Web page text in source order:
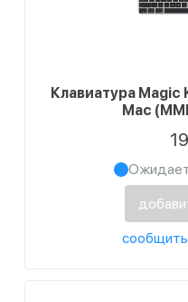
Клавиатура Magic
Mac
сообщить